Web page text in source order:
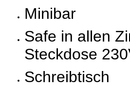
Minibar
Safe in allen
Steckdose
Schreibtisch